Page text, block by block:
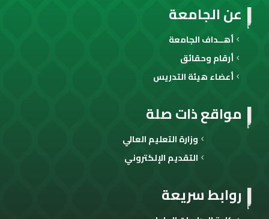
روابط سريعة
مواقع ذات صلة
وزارة التعليم العالي
التقديم الإلكتروني
عن الجامعة
أهــداف الجامعة
أرقام وحقائق
أعضاء هيئة التدريس